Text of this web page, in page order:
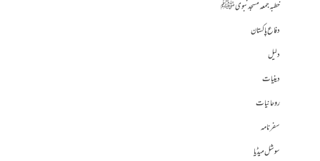
خطبہ جمعہ مسجد نبوی ﷺ
دفاع پاکستان
دلیل
دینیات
روحانیات
سفرنامہ
سوشل میڈیا